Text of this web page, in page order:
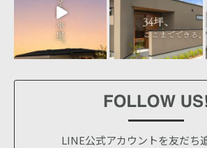
LINE公式アカウントを友だち